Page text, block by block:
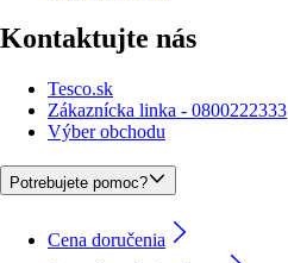
Kontaktujte nás
Tesco.sk
Zákaznícka linka - 0800222333
Výber obchodu
Potrebujete pomoc?
Cena doručenia